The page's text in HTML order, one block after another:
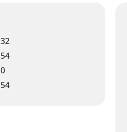
32
54
0
54